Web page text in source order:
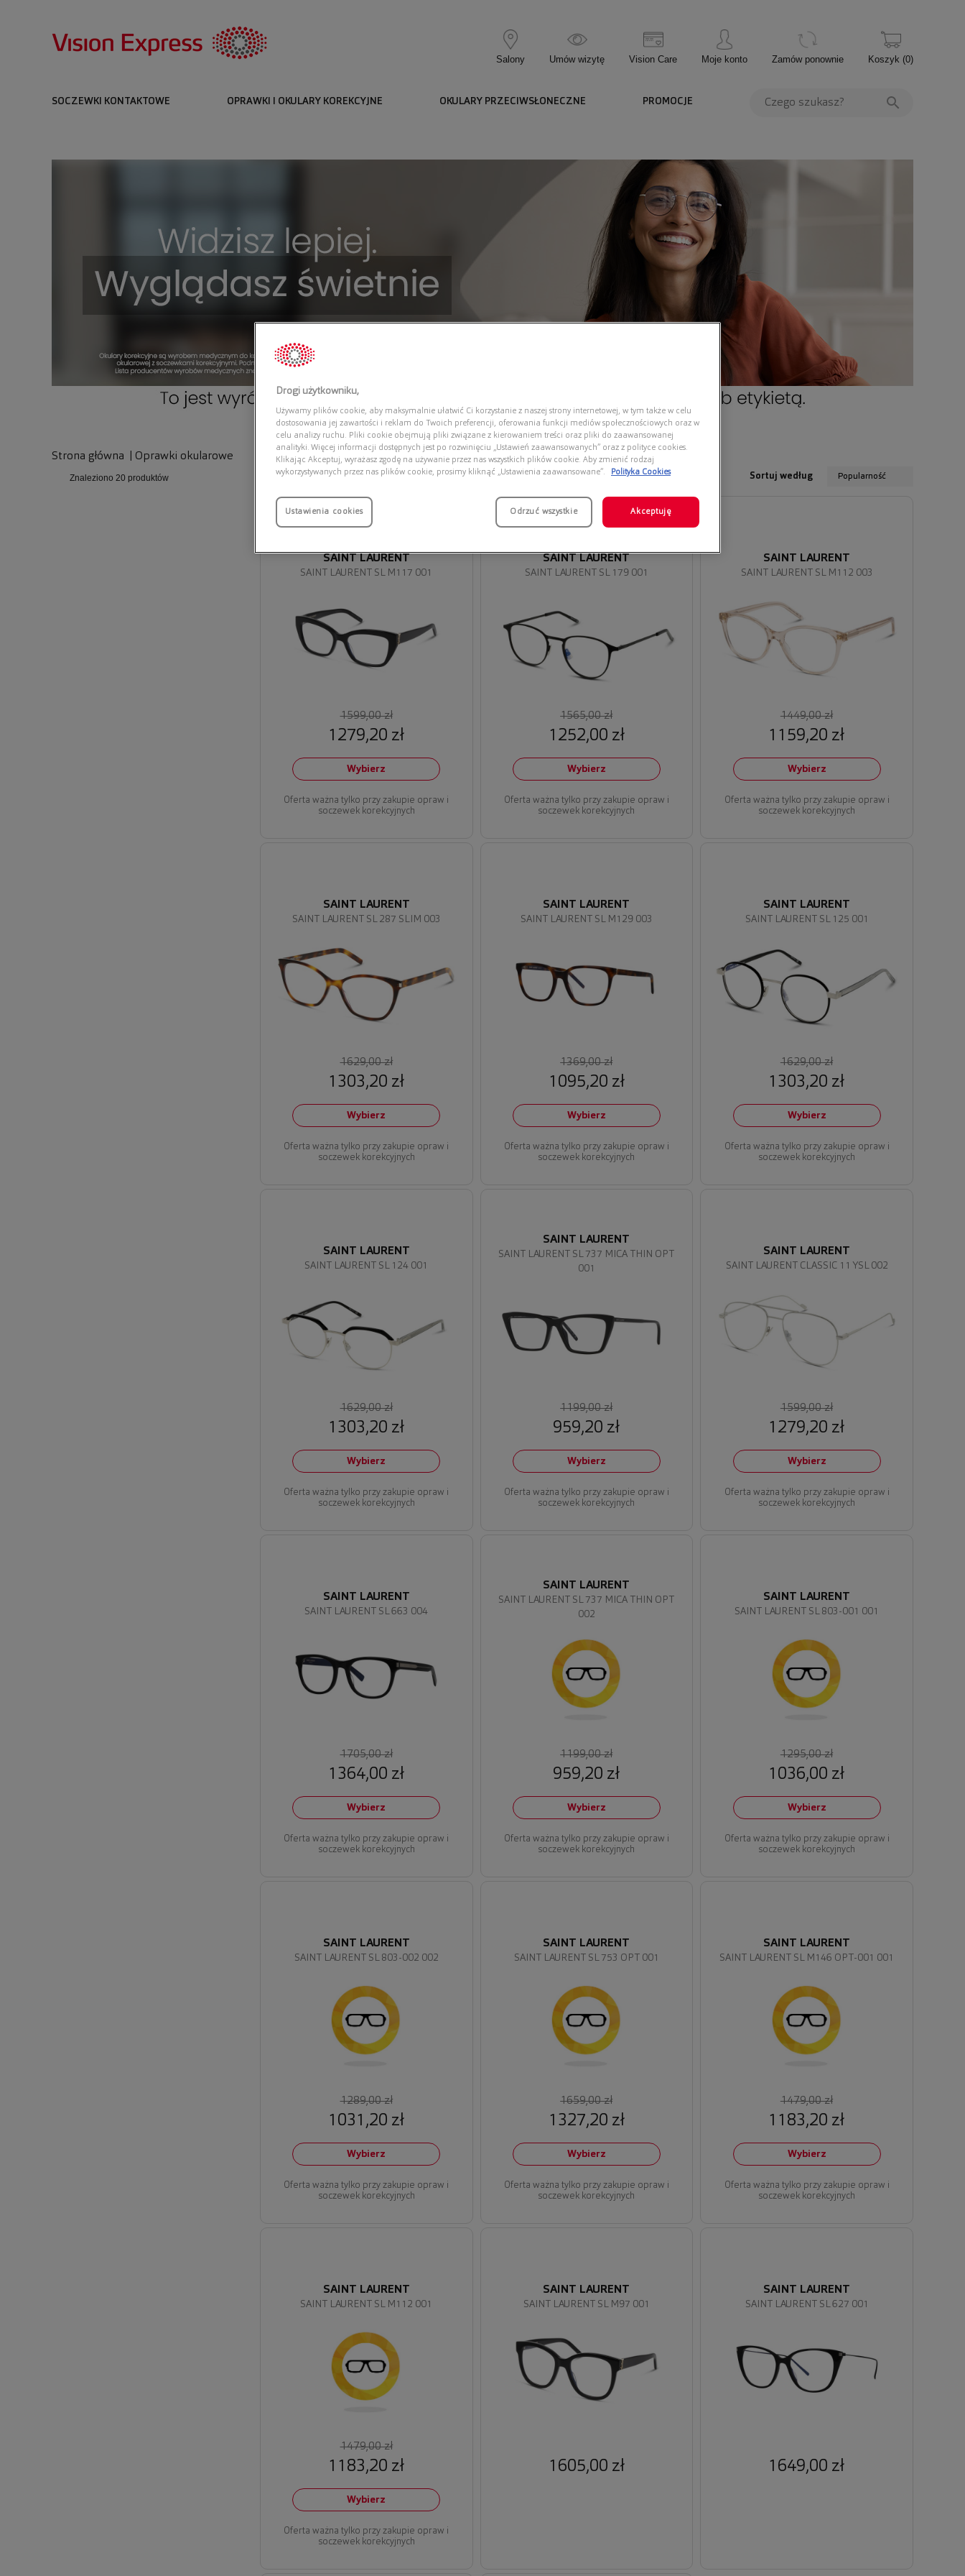
Salony Umów wizytę Vision Care Moje konto Zamów ponownie Koszyk (0)
SOCZEWKI KONTAKTOWE OPRAWKI I OKULARY KOREKCYJNE OKULARY PRZECIWSŁONECZNE PROMOCJE
Strona główna Oprawki okularowe
Znaleziono 20 produktów Sortuj według Popularność
SAINT LAURENT SL M117 001
SAINT LAURENT
1599,00 zł
1279,20 zł
Wybierz
Oferta ważna tylko przy zakupie opraw i
soczewek korekcyjnych
SAINT LAURENT SL 179 001
SAINT LAURENT
1565,00 zł
1252,00 zł
Wybierz
Oferta ważna tylko przy zakupie opraw i
soczewek korekcyjnych
SAINT LAURENT SL M112 003
SAINT LAURENT
1449,00 zł
1159,20 zł
Wybierz
Oferta ważna tylko przy zakupie opraw i
soczewek korekcyjnych
SAINT LAURENT SL 287 SLIM 003
SAINT LAURENT
1629,00 zł
1303,20 zł
Wybierz
Oferta ważna tylko przy zakupie opraw i
soczewek korekcyjnych
SAINT LAURENT SL M129 003
SAINT LAURENT
1369,00 zł
1095,20 zł
Wybierz
Oferta ważna tylko przy zakupie opraw i
soczewek korekcyjnych
SAINT LAURENT SL 125 001
SAINT LAURENT
1629,00 zł
1303,20 zł
Wybierz
Oferta ważna tylko przy zakupie opraw i
soczewek korekcyjnych
SAINT LAURENT SL 124 001
SAINT LAURENT
1629,00 zł
1303,20 zł
Wybierz
Oferta ważna tylko przy zakupie opraw i
soczewek korekcyjnych
SAINT LAURENT SL 737 MICA THIN OPT
001
SAINT LAURENT
1199,00 zł
959,20 zł
Wybierz
Oferta ważna tylko przy zakupie opraw i
soczewek korekcyjnych
SAINT LAURENT CLASSIC 11 YSL 002
SAINT LAURENT
1599,00 zł
1279,20 zł
Wybierz
Oferta ważna tylko przy zakupie opraw i
soczewek korekcyjnych
SAINT LAURENT SL 663 004
SAINT LAURENT
1705,00 zł
1364,00 zł
Wybierz
Oferta ważna tylko przy zakupie opraw i
soczewek korekcyjnych
SAINT LAURENT SL 737 MICA THIN OPT
002
SAINT LAURENT
1199,00 zł
959,20 zł
Wybierz
Oferta ważna tylko przy zakupie opraw i
soczewek korekcyjnych
SAINT LAURENT SL 803-001 001
SAINT LAURENT
1295,00 zł
1036,00 zł
Wybierz
Oferta ważna tylko przy zakupie opraw i
soczewek korekcyjnych
SAINT LAURENT SL 803-002 002
SAINT LAURENT
1289,00 zł
1031,20 zł
Wybierz
Oferta ważna tylko przy zakupie opraw i
soczewek korekcyjnych
SAINT LAURENT SL 753 OPT 001
SAINT LAURENT
1659,00 zł
1327,20 zł
Wybierz
Oferta ważna tylko przy zakupie opraw i
soczewek korekcyjnych
SAINT LAURENT SL M146 OPT-001 001
SAINT LAURENT
1479,00 zł
1183,20 zł
Wybierz
Oferta ważna tylko przy zakupie opraw i
soczewek korekcyjnych
SAINT LAURENT SL M112 001
SAINT LAURENT
1479,00 zł
1183,20 zł
Wybierz
Oferta ważna tylko przy zakupie opraw i
soczewek korekcyjnych
SAINT LAURENT SL M97 001
SAINT LAURENT
1605,00 zł
SAINT LAURENT SL 627 001
SAINT LAURENT
1649,00 zł
Drogi użytkowniku,
Używamy plików cookie, aby maksymalnie ułatwić Ci korzystanie z naszej strony internetowej, w tym także w celu
dostosowania jej zawartości i reklam do Twoich preferencji, oferowania funkcji mediów społecznościowych oraz w
celu analizy ruchu. Pliki cookie obejmują pliki związane z kierowaniem treści oraz pliki do zaawansowanej
analityki. Więcej informacji dostępnych jest po rozwinięciu „Ustawień zaawansowanych” oraz z polityce cookies.
Klikając Akceptuj, wyrażasz zgodę na używanie przez nas wszystkich plików cookie. Aby zmienić rodzaj
wykorzystywanych przez nas plików cookie, prosimy kliknąć „Ustawienia zaawansowane”.
Polityka Cookies
Ustawienia cookies Odrzuć wszystkie Akceptuję